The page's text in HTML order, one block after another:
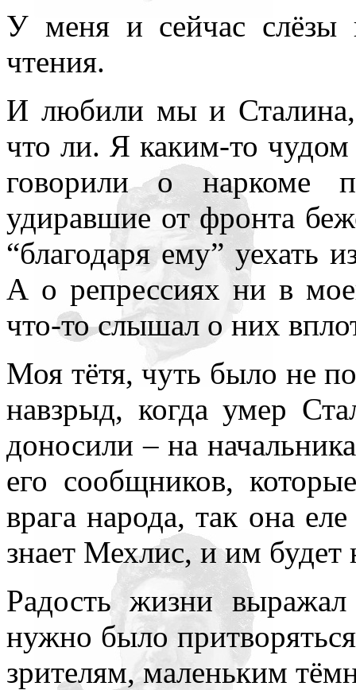
У меня и сейчас слёзы
чтения.
И любили мы и
что ли. Я каким-то
говорили о наркоме
удиравшие от фронта
“благодаря ему”
А о репрессиях ни в
что-то слышал о них
Моя тётя, чуть было не
навзрыд, когда умер
доносили – на
его сообщников,
врага народа, так она
знает Мехлис, и им будет
Радость жизни
нужно было
зрителям, маленьким